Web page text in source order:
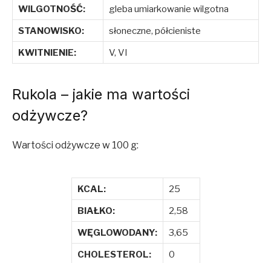
WILGOTNOŚĆ:
gleba umiarkowanie wilgotna
STANOWISKO:
słoneczne, półcieniste
KWITNIENIE:
V, VI
Rukola – jakie ma wartości
odżywcze?
Wartości odżywcze w 100 g:
KCAL:
25
BIAŁKO:
2,58
WĘGLOWODANY:
3,65
CHOLESTEROL:
0